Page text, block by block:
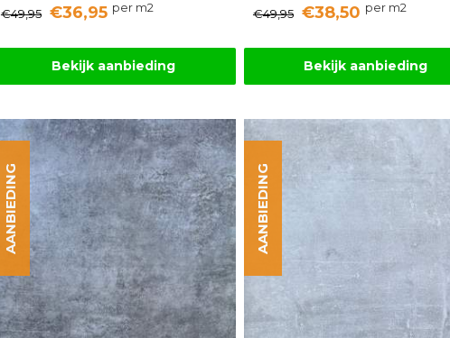
€49,95 €36,95 per m2
Bekijk aanbieding
€49,95 €38,50 per m2
Bekijk aanbieding
AANBIEDING AANBIEDING